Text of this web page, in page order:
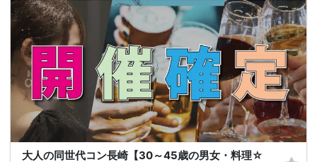
大人の同世代コン長崎【30～45歳の男女・料理☆